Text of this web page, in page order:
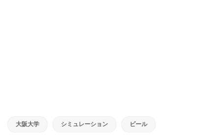
大阪大学 シミュレーション ビール